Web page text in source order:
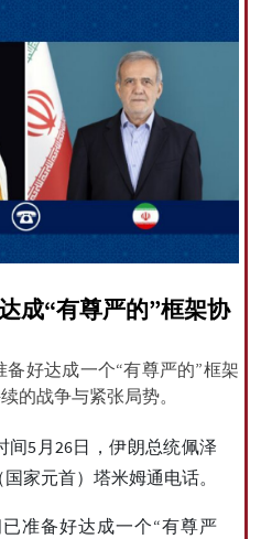
|
|
成“有尊严的”框架协
好达成一个“有尊严的”框架
的战争与紧张局势。
间5月26日，伊朗总统佩泽
家元首）塔米姆通电话。
准备好达成一个“有尊严